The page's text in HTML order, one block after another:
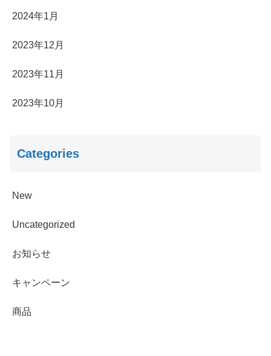
2024年1月
2023年12月
2023年11月
2023年10月
Categories
New
Uncategorized
お知らせ
キャンペーン
商品